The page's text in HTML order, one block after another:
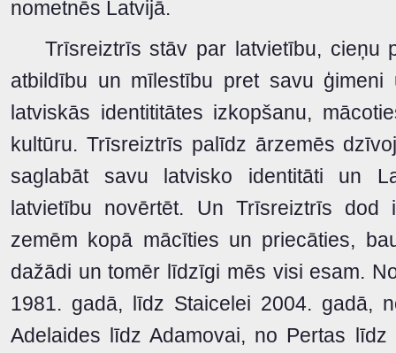
nometnēs Latvijā.
Trīsreiztrīs stāv par latvietību, cieņu
atbildību un mīlestību pret savu
latviskās identititātes izkopšanu,
kultūru. Trīsreiztrīs palīdz ārzemēs
saglabāt savu latvisko identitāti un
latvietību novērtēt. Un Trīsreiztrīs dod
zemēm kopā mācīties un priecāties,
dažādi un tomēr līdzīgi mēs visi esam.
1981. gadā, līdz Staicelei 2004. gadā,
Adelaides līdz Adamovai, no Pertas